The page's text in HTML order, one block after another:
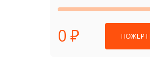
0 ₽